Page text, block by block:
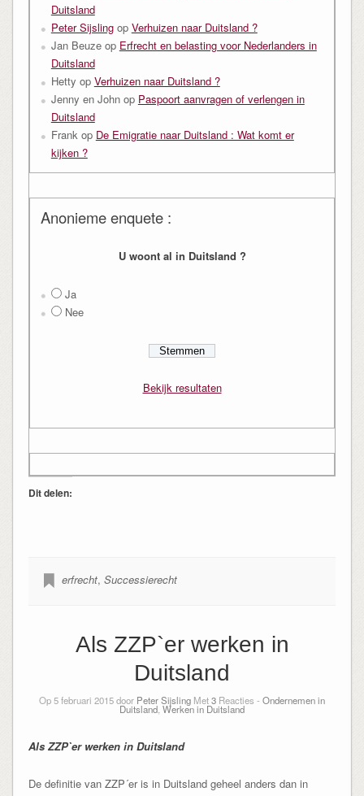
Duitsland
Peter Sijslingop Verhuizen naar Duitsland ?
Jan Beuzeop Erfrecht en belasting voor Nederlanders in
Duitsland
Hetty op Verhuizen naar Duitsland ?
Jenny en Johnop Paspoort aanvragen of verlengen in
Duitsland
Frankop De Emigratie naar Duitsland : Wat komt er
kijken ?
Anonieme enquete :
U woont al in Duitsland ?
Ja
Nee
Bekijk resultaten
Dit delen:
erfrecht, Successierecht
Als ZZP`er werken in
Duitsland
Op 5 februari 2015 door Peter Sijsling Met3 Reacties - Ondernemen in
Duitsland Werken in Duitsland
Als ZZP`er werken in Duitsland
De definitie van ZZP´er is in Duitsland geheel anders dan in